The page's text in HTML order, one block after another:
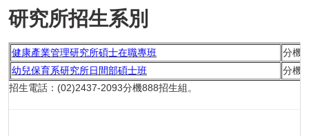
研究所招生系別
健康產業管理研究所碩士在職專班
分機
幼兒保育系研究所日間部碩士班
分機
招生電話：(02)2437-2093分機888招生組。